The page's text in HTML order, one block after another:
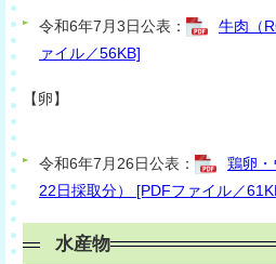
令和6年7月3日公表：
牛肉（
ァイル／56KB]
【卵】
令和6年7月26日公表：
鶏卵・
22日採取分） [PDFファイル／
水産物